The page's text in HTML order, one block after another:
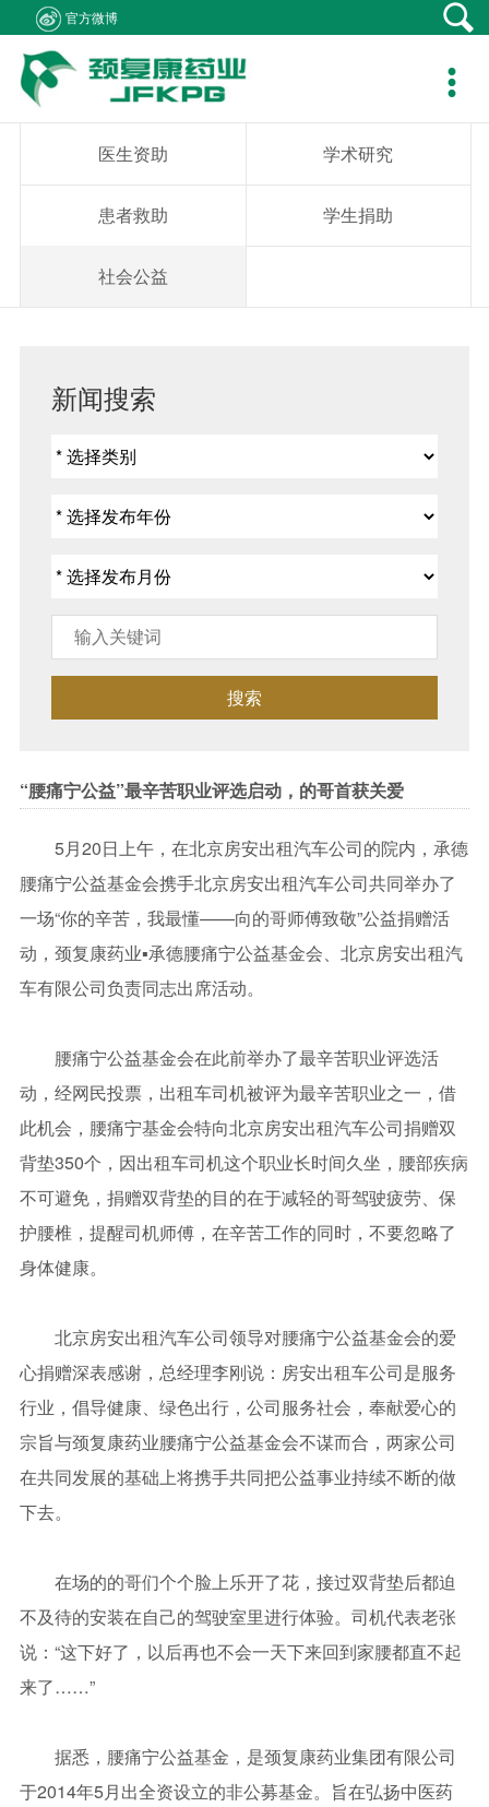
官方微博

产品中心
产品在线
新闻资讯
公司新闻
社会责任
医生资助
社会公益
客户支持
资料下载
人力资源
职位招聘
关于我们
集团概况
企业文化
联系我们
产品疾病咨询
销售业务咨询
综合事务咨询
医生资助 学术研究
患者救助 学生捐助
社会公益
新闻搜索
搜索
“腰痛宁公益”最辛苦职业评选启动，的哥首获关爱
5月20日上午，在北京房安出租汽车公司的院内，承德
腰痛宁公益基金会携手北京房安出租汽车公司共同举办了
一场“你的辛苦，我最懂——向的哥师傅致敬”公益捐赠活
动，颈复康药业▪承德腰痛宁公益基金会、北京房安出租汽
车有限公司负责同志出席活动。
腰痛宁公益基金会在此前举办了最辛苦职业评选活
动，经网民投票，出租车司机被评为最辛苦职业之一，借
此机会，腰痛宁基金会特向北京房安出租汽车公司捐赠双
背垫350个，因出租车司机这个职业长时间久坐，腰部疾病
不可避免，捐赠双背垫的目的在于减轻的哥驾驶疲劳、保
护腰椎，提醒司机师傅，在辛苦工作的同时，不要忽略了
身体健康。
北京房安出租汽车公司领导对腰痛宁公益基金会的爱
心捐赠深表感谢，总经理李刚说：房安出租车公司是服务
行业，倡导健康、绿色出行，公司服务社会，奉献爱心的
宗旨与颈复康药业腰痛宁公益基金会不谋而合，两家公司
在共同发展的基础上将携手共同把公益事业持续不断的做
下去。
在场的的哥们个个脸上乐开了花，接过双背垫后都迫
不及待的安装在自己的驾驶室里进行体验。司机代表老张
说：“这下好了，以后再也不会一天下来回到家腰都直不起
来了……”
据悉，腰痛宁公益基金，是颈复康药业集团有限公司
于2014年5月出全资设立的非公募基金。旨在弘扬中医药